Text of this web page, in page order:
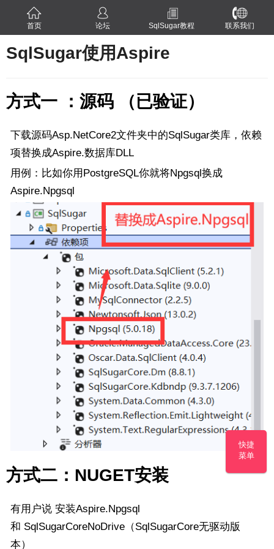
首页 论坛 SqlSugar教程 联系我们
SqlSugar使用Aspire
方式一 ：源码 （已验证）
下载源码Asp.NetCore2文件夹中的SqlSugar类库，依赖
项替换成Aspire.数据库DLL
用例：比如你用PostgreSQL你就将Npgsql换成
Aspire.Npgsql
方式二：NUGET安装
有用户说 安装Aspire.Npgsql
和 SqlSugarCoreNoDrive（SqlSugarCore无驱动版
本）
快捷
菜单